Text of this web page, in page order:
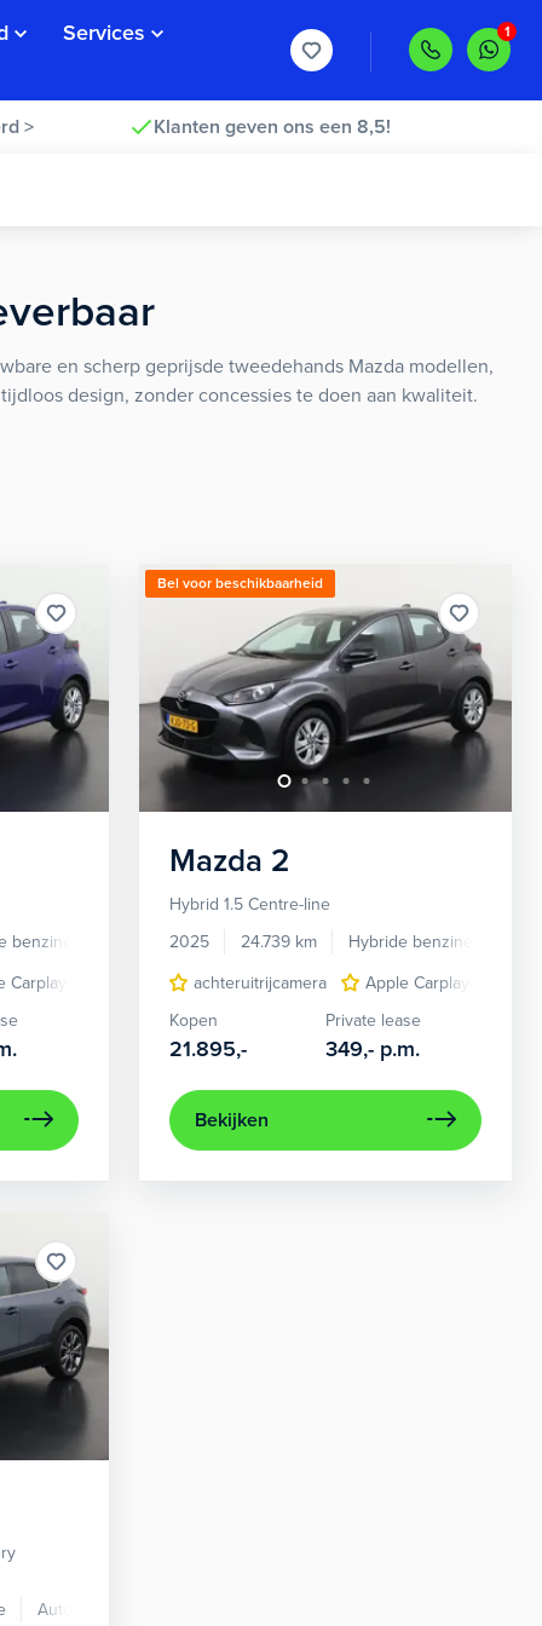
Services
> Klanten geven ons een 8,5!
en scherp geprijsde tweedehands Mazda modellen,
design, zonder concessies te doen aan kwaliteit.
cruise control adaptief dodehoek detectie
benzine
Automaat
Carplay/Android Auto lichtmetalen velgen 15"
metaal-/
Bel voor beschikbaarheid
Mazda 2
Hybrid 1.5 Centre-line
2025
24.739 km Hybride benzine
achteruitrijcamera
Apple Carplay/Android
Kopen
21.895,-
Private lease
349,- p.m.
Bekijken
Automaat